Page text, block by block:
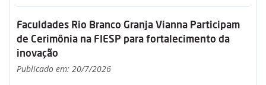
Faculdades Rio Branco Granja Vianna Participam
de Cerimônia na FIESP para fortalecimento da
inovação
Publicado em: 20/7/2026